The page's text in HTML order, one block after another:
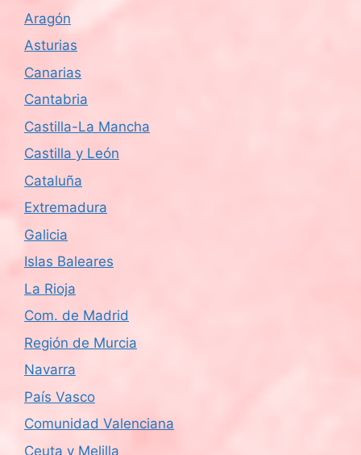
Aragón
Asturias
Canarias
Cantabria
Castilla-La Mancha
Castilla y León
Cataluña
Extremadura
Galicia
Islas Baleares
La Rioja
Com. de Madrid
Región de Murcia
Navarra
País Vasco
Comunidad Valenciana
Ceuta y Melilla